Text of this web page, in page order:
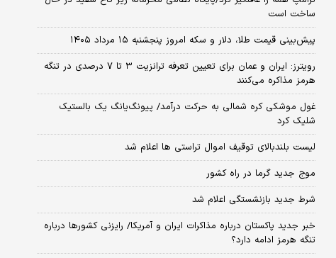
ساخت است
پیش‌بینی قیمت طلا، دلار و سکه امروز پنجشنبه ۱۵ مرداد ۱۴۰۵
رویترز: ایران و عمان برای تعیین تعرفه ترانزیت ۳ تا ۷ درصدی در تنگه
هرمز مذاکره می‌کنند
غول موشکی کره شمالی به حرکت درآمد/ پیونگ‌یانگ یک بالستیک
شلیک کرد
لیست بلندبالای توقیف اموال تراستی ها اعلام شد
موج جدید گرما در راه کشور
شرط جدید بازنشستگی اعلام شد
خبر جدید پاکستان درباره مذاکرات ایران و آمریکا/ رایزنی کشورها درباره
تنگه هرمز ادامه دارد؟